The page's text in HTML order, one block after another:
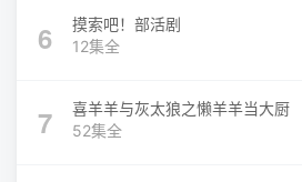
6
摸索吧！部活剧
12集全
7
喜羊羊与灰太狼之懒羊羊当大厨
52集全